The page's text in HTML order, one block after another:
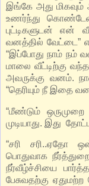
இங்கே அது மிகவும்
உணர்ந்து
புட்டிகளுடன் என்
வனத்தில் வேட்டை”
“இப்போது நாம் நம்
மாலை வீட்டிற்கு
அவருக்கு வனம்.
“தெரியும் நீ இதை
“மீண்டும்
முடியாது. இது
“சரி சரி..ஏதோ
பொதுவாக
நீர்வீழ்ச்சியை
பேசுவதற்கு